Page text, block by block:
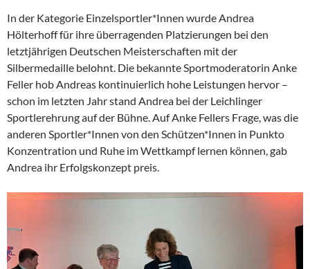
In der Kategorie Einzelsportler*Innen wurde Andrea
Hölterhoff für ihre überragenden Platzierungen bei den
letztjährigen Deutschen Meisterschaften mit der
Silbermedaille belohnt. Die bekannte Sportmoderatorin Anke
Feller hob Andreas kontinuierlich hohe Leistungen hervor –
schon im letzten Jahr stand Andrea bei der Leichlinger
Sportlerehrung auf der Bühne. Auf Anke Fellers Frage, was die
anderen Sportler*Innen von den Schützen*Innen in Punkto
Konzentration und Ruhe im Wettkampf lernen können, gab
Andrea ihr Erfolgskonzept preis.